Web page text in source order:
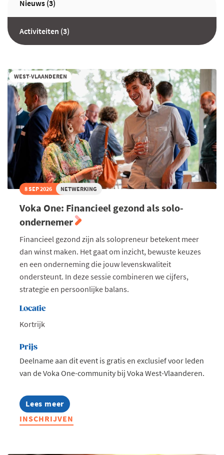
Nieuws (3)
Activiteiten (3)
WEST-VLAANDEREN
8 SEP 2026 NETWERKING
Voka One: Financieel gezond als solo-
ondernemer
Financieel gezond zijn als solopreneur betekent meer
dan winst maken. Het gaat om inzicht, bewuste keuzes
en een onderneming die jouw levenskwaliteit
ondersteunt. In deze sessie combineren we cijfers,
strategie en persoonlijke balans.
Locatie
Kortrijk
Prijs
Deelname aan dit event is gratis en exclusief voor leden
van de Voka One-community bij Voka West-Vlaanderen.
Lees meer
about
Voka
One:
INSCHRIJVEN